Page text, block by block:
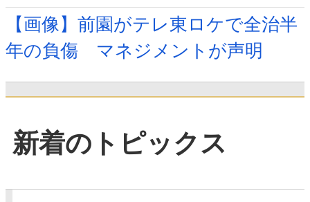
【画像】前園がテレ東ロケで全治半
年の負傷 マネジメントが声明
新着のトピックス